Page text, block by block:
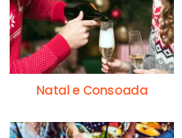
Natal e Consoada